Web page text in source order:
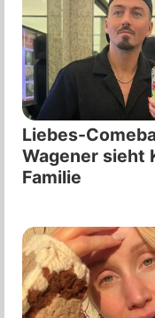
Liebes-
Wagener sieht
Familie